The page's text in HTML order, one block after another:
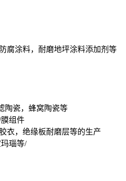
腐涂料，耐磨地坪涂料添加剂等
陶瓷，蜂窝陶瓷等
组件
衣，绝缘板耐磨层等的生产
瑙等/